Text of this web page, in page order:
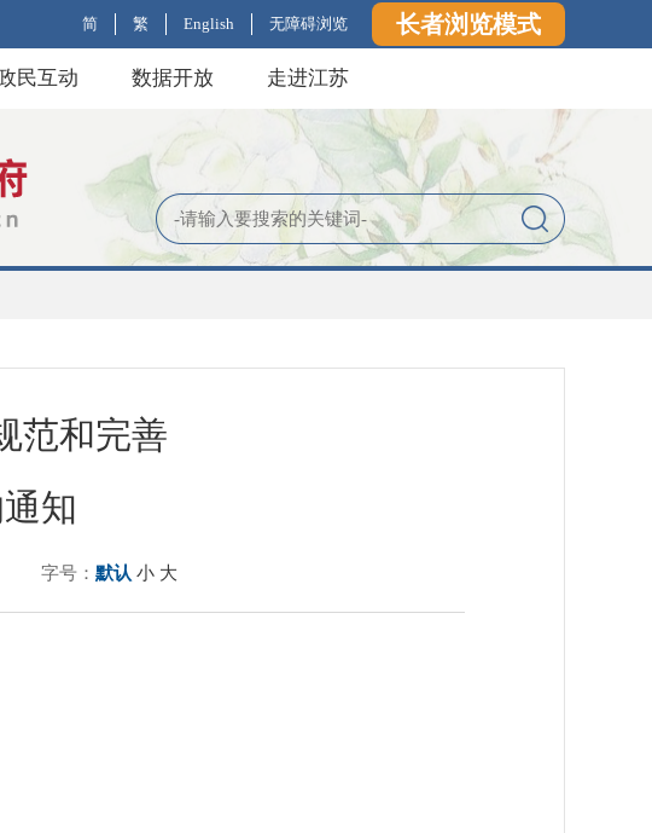
简 繁 English 无障碍浏览 长者浏览模式
民互动 数据开放 走进江苏
范和完善
知
字号： 默认 小 大